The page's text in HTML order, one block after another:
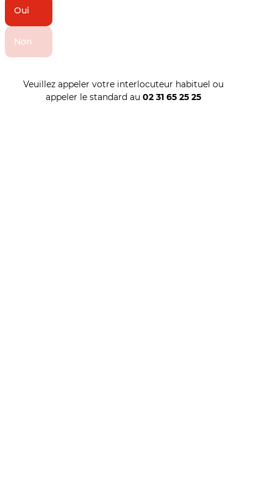
Oui
Non
Veuillez appeler votre interlocuteur habituel ou
appeler le standard au 02 31 65 25 25